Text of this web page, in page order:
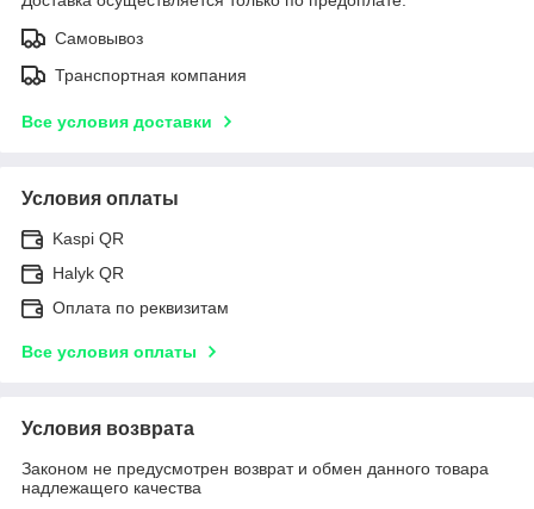
Самовывоз
Транспортная компания
Все условия доставки
Условия оплаты
Kaspi QR
Halyk QR
Оплата по реквизитам
Все условия оплаты
Условия возврата
Законом не предусмотрен возврат и обмен данного товара
надлежащего качества